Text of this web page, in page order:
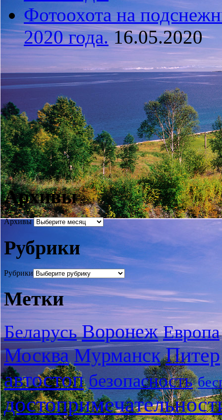
Фотоохота на
2020 года. 16.05.2020
Архивы
Архивы
Рубрики
Рубрики
Метки
Беларусь Воронеж Европа
Москва Мурманск Питер
автостоп безопасность